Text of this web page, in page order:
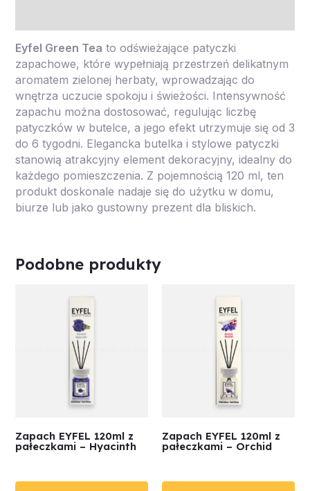
Eyfel Green Tea to odświeżające patyczki
zapachowe, które wypełniają przestrzeń delikatnym
aromatem zielonej herbaty, wprowadzając do
wnętrza uczucie spokoju i świeżości. Intensywność
zapachu można dostosować, regulując liczbę
patyczków w butelce, a jego efekt utrzymuje się od 3
do 6 tygodni. Elegancka butelka i stylowe patyczki
stanowią atrakcyjny element dekoracyjny, idealny do
każdego pomieszczenia. Z pojemnością 120 ml, ten
produkt doskonale nadaje się do użytku w domu,
biurze lub jako gustowny prezent dla bliskich.
Podobne produkty
Zapach EYFEL 120ml z
pałeczkami – Hyacinth
Zapach EYFEL 120ml z
pałeczkami – Orchid